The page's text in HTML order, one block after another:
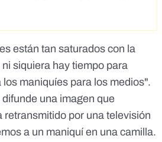
están tan saturados con la
siquiera hay tiempo para
maniquíes para los medios".
una imagen que
retransmitido por una televisión
a un maniquí en una camilla.